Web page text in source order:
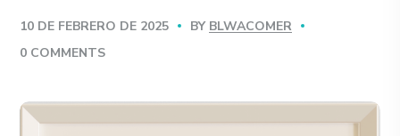
10 DE FEBRERO DE 2025 BY BLWACOMER
0 COMMENTS